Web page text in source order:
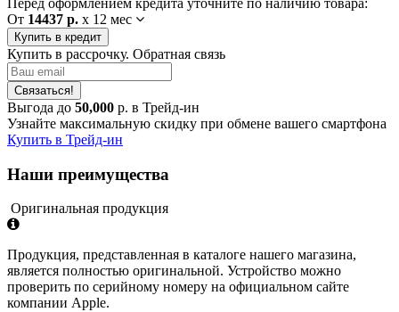
От 14437 р. x 12 мес
Купить в кредит
Купить в рассрочку. Обратная связь
Связаться!
Выгода до 50,000 р. в Трейд-ин
Узнайте максимальную скидку при обмене вашего смартфона
Купить в Трейд-ин
Наши преимущества
Оригинальная продукция
Продукция, представленная в каталоге нашего магазина,
является полностью оригинальной. Устройство можно
проверить по серийному номеру на официальном сайте
компании Apple.